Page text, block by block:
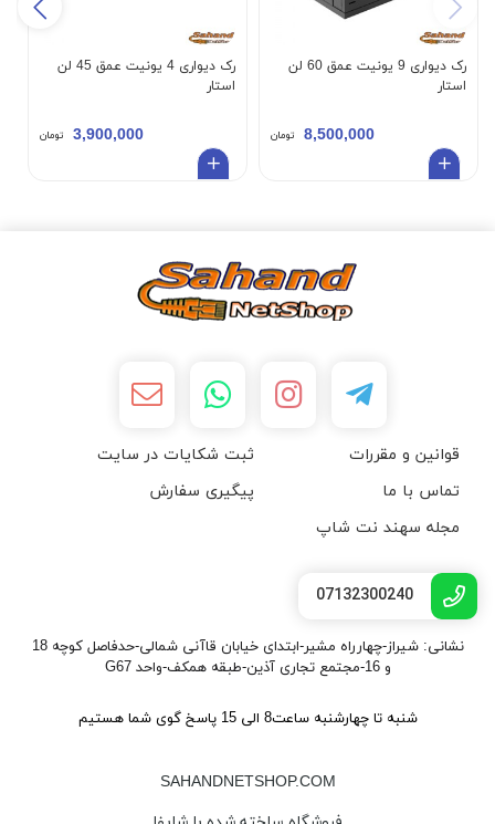
رک دیواری 9 یونیت عمق 60 لن
استار
8,500,000 تومان
رک دیواری 4 یونیت عمق 45 لن
استار
3,900,000 تومان
قوانین و مقررات
ثبت شکایات در سایت
تماس با ما
پیگیری سفارش
مجله سهند نت شاپ
07132300240
نشانی: شیراز-چهارراه مشیر-ابتدای خیابان قاآنی شمالی-حدفاصل کوچه 18
و 16-مجتمع تجاری آذین-طبقه همکف-واحد G67
شنبه تا چهارشنبه ساعت8 الی 15 پاسخ گوی شما هستیم
SAHANDNETSHOP.COM